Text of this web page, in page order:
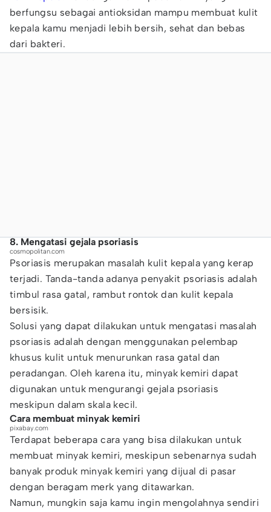
berfungsu sebagai antioksidan mampu membuat kulit
kepala kamu menjadi lebih bersih, sehat dan bebas
dari bakteri.
8. Mengatasi gejala psoriasis
cosmopolitan.com
Psoriasis merupakan masalah kulit kepala yang kerap
terjadi. Tanda-tanda adanya penyakit psoriasis adalah
timbul rasa gatal, rambut rontok dan kulit kepala
bersisik.
Solusi yang dapat dilakukan untuk mengatasi masalah
psoriasis adalah dengan menggunakan pelembap
khusus kulit untuk menurunkan rasa gatal dan
peradangan. Oleh karena itu, minyak kemiri dapat
digunakan untuk mengurangi gejala psoriasis
meskipun dalam skala kecil.
Cara membuat minyak kemiri
pixabay.com
Terdapat beberapa cara yang bisa dilakukan untuk
membuat minyak kemiri, meskipun sebenarnya sudah
banyak produk minyak kemiri yang dijual di pasar
dengan beragam merk yang ditawarkan.
Namun, mungkin saja kamu ingin mengolahnya sendiri